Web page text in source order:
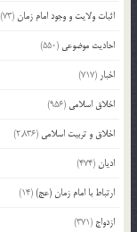
اثبات ولایت و وجود امام زمان(73)
احادیث موضوعی (550)
اخبار (717)
اخلاق اسلامی (956)
اخلاق و تربیت اسلامی (2,836)
ادیان(474)
ارتباط با امام زمان (عج)(14)
ازدواج (371)